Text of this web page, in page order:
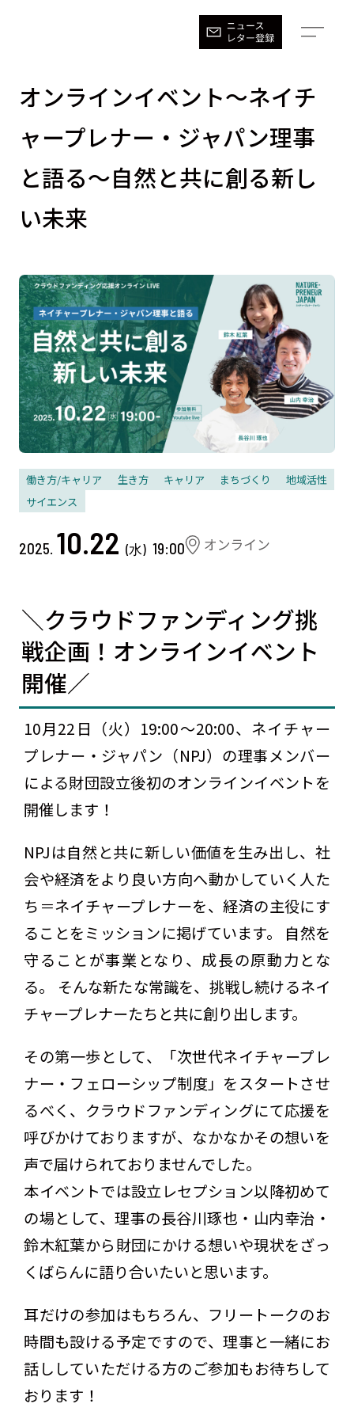
オンラインイベント〜ネイチ
ャープレナー・ジャパン理事
と語る〜自然と共に創る新し
い未来
働き方/キャリア 生き方 キャリア まちづくり
地域活性
サイエンス
2025. 10.22 (水) 19:00
＼クラウドファンディング挑
戦企画！オンラインイベント
開催／
10月22日（火）19:00〜20:00、ネイチャー
プレナー・ジャパン（NPJ）の理事メンバー
による財団設立後初のオンラインイベントを
開催します！
NPJは自然と共に新しい価値を生み出し、社
会や経済をより良い方向へ動かしていく人た
ち＝ネイチャープレナーを、経済の主役にす
ることをミッションに掲げています。 自然を
守ることが事業となり、成長の原動力とな
る。 そんな新たな常識を、挑戦し続けるネイ
チャープレナーたちと共に創り出します。
その第一歩として、「次世代ネイチャープレ
ナー・フェローシップ制度」をスタートさせ
るべく、クラウドファンディングにて応援を
呼びかけておりますが、なかなかその想いを
声で届けられておりませんでした。
本イベントでは設立レセプション以降初めて
の場として、理事の長谷川琢也・山内幸治・
鈴木紅葉から財団にかける想いや現状をざっ
くばらんに語り合いたいと思います。
耳だけの参加はもちろん、フリートークのお
時間も設ける予定ですので、理事と一緒にお
話ししていただける方のご参加もお待ちして
おります！